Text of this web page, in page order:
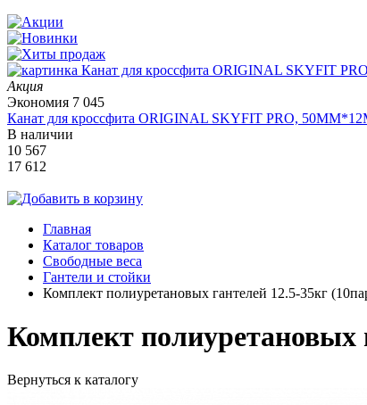
Акция
Экономия 7 045
Канат для кроссфита ORIGINAL SKYFIT PRO,
В наличии
10 567
17 612
Главная
Каталог товаров
Свободные веса
Гантели и стойки
Комплект полиуретановых гантелей 12.5-35кг
Комплект полиуретановых
Вернуться к каталогу